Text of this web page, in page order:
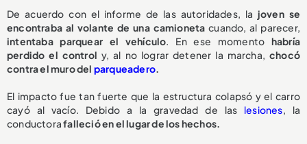
De acuerdo con el informe de las autoridades, la joven se
encontraba al volante de una camioneta cuando, al parecer,
intentaba parquear el vehículo. En ese momento habría
perdido el control y, al no lograr detener la marcha, chocó
contra el muro del parqueadero.
El impacto fue tan fuerte que la estructura colapsó y el carro
cayó al vacío. Debido a la gravedad de las lesiones, la
conductorafalleció en el lugar de los hechos.